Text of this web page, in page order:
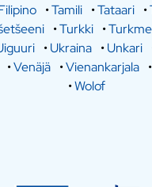
•Tamili •Tataari •
•Turkki •
•Ukraina •Unkari
•Venäjä •Vienankarjala •
•Wolof